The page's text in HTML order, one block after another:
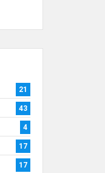
21
43
4
17
17